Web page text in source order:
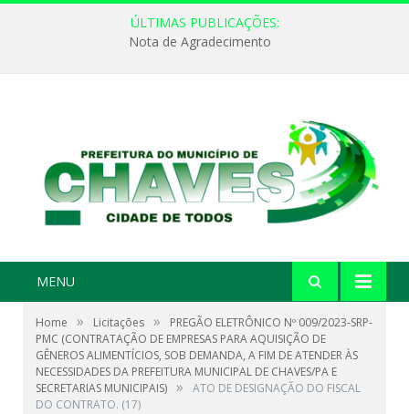
ÚLTIMAS PUBLICAÇÕES:
Nota de Agradecimento
MENU
Home » Licitações »
PREGÃO ELETRÔNICO Nº 009/2023-SRP-
PMC (CONTRATAÇÃO DE EMPRESAS PARA AQUISIÇÃO DE
GÊNEROS ALIMENTÍCIOS, SOB DEMANDA, A FIM DE ATENDER ÀS
NECESSIDADES DA PREFEITURA MUNICIPAL DE CHAVES/PA E
SECRETARIAS MUNICIPAIS) »
ATO DE DESIGNAÇÃO DO FISCAL
DO CONTRATO. (17)